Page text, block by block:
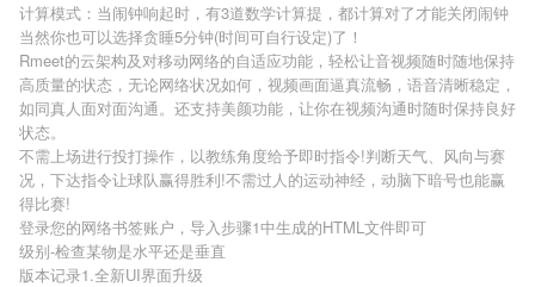
计算模式：当闹钟响起时，有3道数学计算提，都计算对了才能关闭闹钟
当然你也可以选择贪睡5分钟(时间可自行设定)了！
Rmeet的云架构及对移动网络的自适应功能，轻松让音视频随时随地保持
高质量的状态，无论网络状况如何，视频画面逼真流畅，语音清晰稳定，
如同真人面对面沟通。还支持美颜功能，让你在视频沟通时随时保持良好
状态。
不需上场进行投打操作，以教练角度给予即时指令!判断天气、风向与赛
况，下达指令让球队赢得胜利!不需过人的运动神经，动脑下暗号也能赢
得比赛!
登录您的网络书签账户，导入步骤1中生成的HTML文件即可
级别-检查某物是水平还是垂直
版本记录1.全新UI界面升级